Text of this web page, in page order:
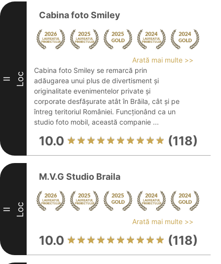
II Loc
Cabina foto Smiley
Arată mai multe >>
Cabina foto Smiley se remarcă prin
adăugarea unui plus de divertisment și
originalitate evenimentelor private și
corporate desfășurate atât în Brăila, cât și pe
întreg teritoriul României. Funcționând ca un
studio foto mobil, această companie ...
10.0 (118)
II Loc
M.V.G Studio Braila
Arată mai multe >>
10.0 (118)